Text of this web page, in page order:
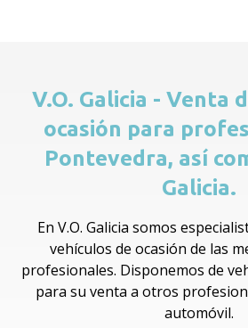
V.O. Galicia - Venta
ocasión para
Pontevedra, así
Galicia.
En V.O. Galicia somos
vehículos de ocasión de las
profesionales. Disponemos de
para su venta a otros
automóvil.